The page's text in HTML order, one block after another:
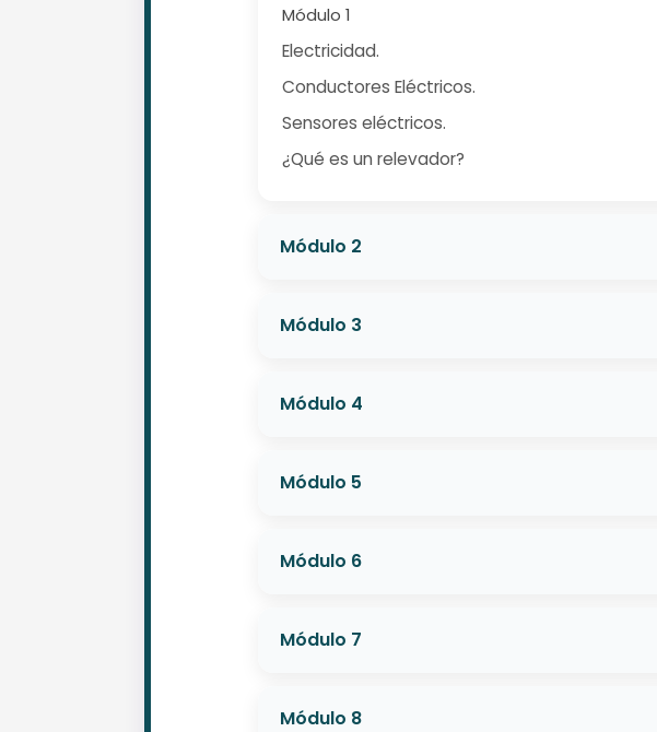
Módulo 1
Electricidad.
Conductores Eléctricos.
Sensores eléctricos.
¿Qué es un relevador?
Módulo 2
Módulo 3
Módulo 4
Módulo 5
Módulo 6
Módulo 7
Módulo 8